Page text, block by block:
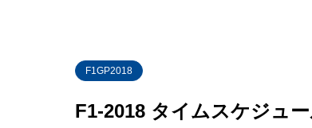
F1GP2018
F1-2018 タイムスケジュ